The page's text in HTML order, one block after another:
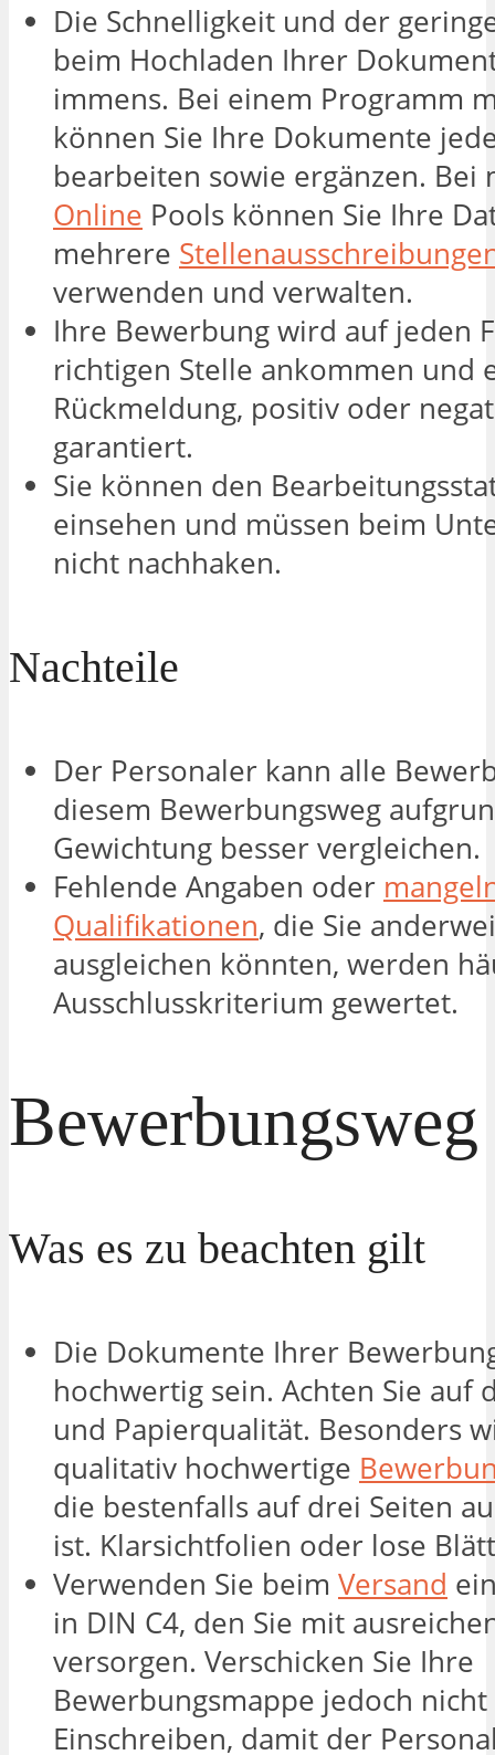
Die Schnelligkeit und der
beim Hochladen Ihrer
immens. Bei einem Programm
können Sie Ihre Dokumente
bearbeiten sowie ergänzen. Bei
Online Pools können Sie Ihre
mehrere
verwenden und verwalten.
Ihre Bewerbung wird auf jeden
richtigen Stelle ankommen und
Rückmeldung, positiv oder
garantiert.
Sie können den
einsehen und müssen beim
nicht nachhaken.
Nachteile
Der Personaler kann alle
diesem Bewerbungsweg
Gewichtung besser vergleichen.
Fehlende Angaben oder
Qualifikationen, die Sie
ausgleichen könnten, werden
Ausschlusskriterium gewertet.
Was es zu beachten gilt
Die Dokumente Ihrer
hochwertig sein. Achten Sie auf
und Papierqualität. Besonders
qualitativ hochwertige
die bestenfalls auf drei Seiten
ist. Klarsichtfolien oder lose
Verwenden Sie beim Versand
in DIN C4, den Sie mit
versorgen. Verschicken Sie Ihre
Bewerbungsmappe jedoch nicht
Einschreiben, damit der